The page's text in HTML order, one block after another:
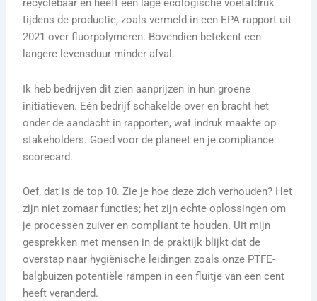
recyclebaar en heeft een lage ecologische voetafdruk
tijdens de productie, zoals vermeld in een EPA-rapport uit
2021 over fluorpolymeren. Bovendien betekent een
langere levensduur minder afval.
Ik heb bedrijven dit zien aanprijzen in hun groene
initiatieven. Eén bedrijf schakelde over en bracht het
onder de aandacht in rapporten, wat indruk maakte op
stakeholders. Goed voor de planeet en je compliance
scorecard.
Oef, dat is de top 10. Zie je hoe deze zich verhouden? Het
zijn niet zomaar functies; het zijn echte oplossingen om
je processen zuiver en compliant te houden. Uit mijn
gesprekken met mensen in de praktijk blijkt dat de
overstap naar hygiënische leidingen zoals onze PTFE-
balgbuizen potentiële rampen in een fluitje van een cent
heeft veranderd.